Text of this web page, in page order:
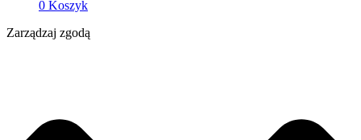
0 Koszyk
Zarządzaj zgodą